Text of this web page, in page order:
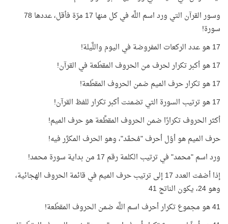
وسور القرآن التي ورد اسم اللَّه في كل منها 17 مرّة فأقل، عددها 78
سورة!
17 هو عدد الركعات المفروضة في اليوم واللَّيلة!
17 هو أكبر تكرار لحرف من الحروف المقطّعة في القرآن!
17 هو تكرار حرف الميم ضمن الحروف المقطّعة!
17 هو ترتيب السورة التي تضمنت أكبر تكرار للفظ القرآن!
أكثر الحروف تكرارًا ضمن الحروف المقطَّعة هو حرف الميم!
حرف الميم هو أوّل أحرف "مُحمَّد"، وهو الحرف المكرَّر فيه!
ورد اسم "محمد" في ترتيب الكلمة رقم 17 من بداية سورة محمد!
إذا أضفت العدد 17 إلى ترتيب حرف الميم في قائمة الحروف الهجائية،
وهو 24، يكون الناتج 41
41 هو مجموع تكرار أحرف اسم اللَّه ضمن الحروف المقطّعة!